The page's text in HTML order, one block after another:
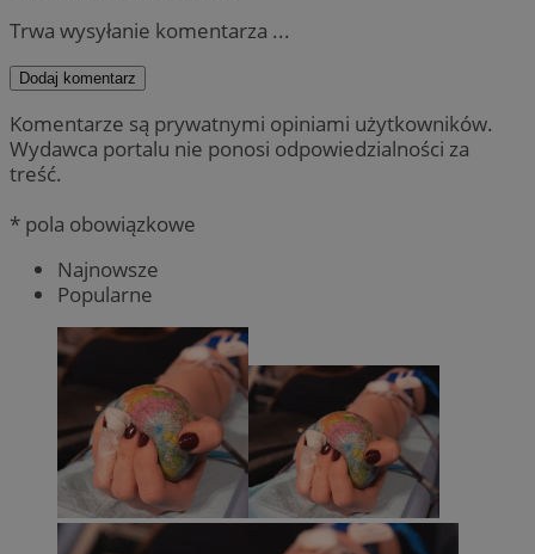
Trwa wysyłanie komentarza ...
Dodaj komentarz
Komentarze są prywatnymi opiniami użytkowników.
Wydawca portalu nie ponosi odpowiedzialności za
treść.
* pola obowiązkowe
Najnowsze
Popularne